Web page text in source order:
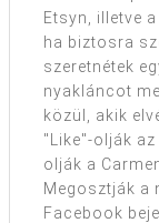
Etsyn, illetve
ha biztosra
szeretnétek
nyakláncot
közül, akik
"Like"-olják
olják a
Megosztják a
Facebook